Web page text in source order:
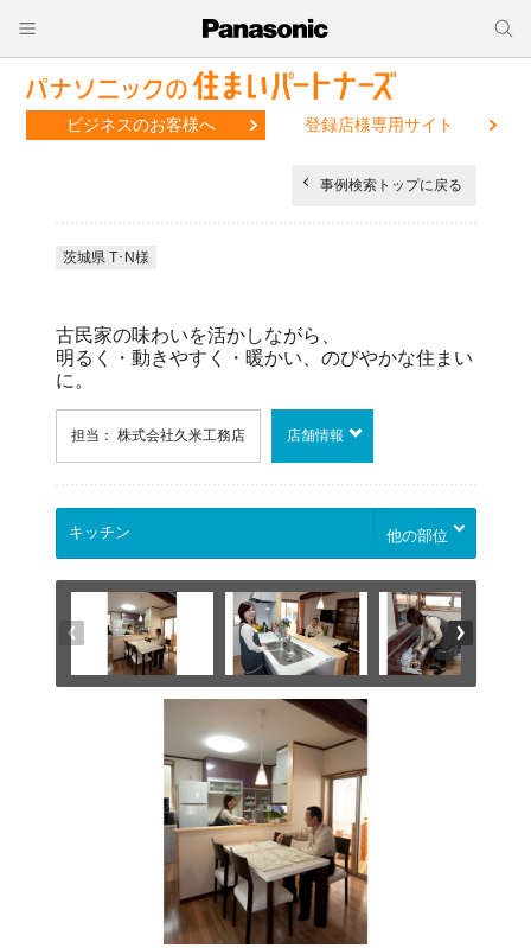
ビジネスのお客様へ 登録店様専用サイト
事例検索トップに戻る
茨城県 T･N様
古民家の味わいを活かしながら、
明るく・動きやすく・暖かい、のびやかな住まい
に。
担当： 株式会社久米工務店 店舗情報
他の部位